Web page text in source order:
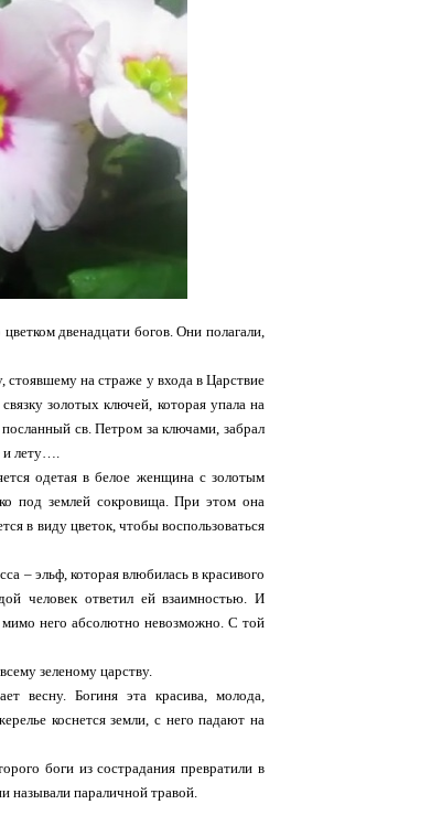
двенадцати богов. Они полагали,
на страже у входа в Царствие
золотых ключей, которая упала на
св. Петром за ключами, забрал
и лету….
одетая в белое женщина с золотым
под землей сокровища. При этом она
в виду цветок, чтобы воспользоваться
– эльф, которая влюбилась в красивого
человек ответил ей взаимностью. И
мимо него абсолютно невозможно. С той
зеленому царству.
весну. Богиня эта красива, молода,
коснется земли, с него падают на
боги из сострадания превратили в
называли параличной травой.